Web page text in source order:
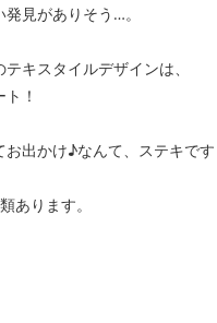
見がありそう…。
キスタイルデザインは、
！
出かけ♪なんて、ステキです
あります。